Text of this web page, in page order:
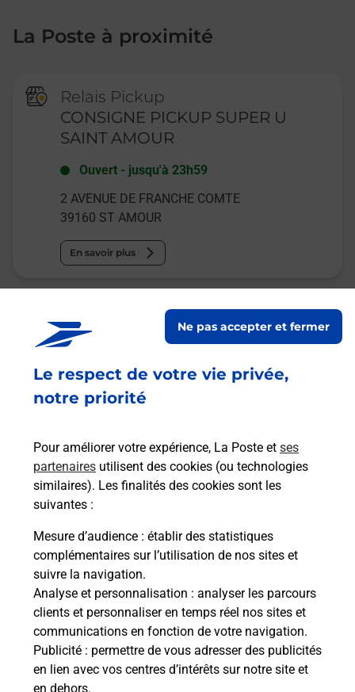
Le respect de votre vie privée,
notre priorité
Pour améliorer votre expérience, La Poste et ses
partenaires utilisent des cookies (ou technologies
similaires). Les finalités des cookies sont les
suivantes :
Mesure d’audience : établir des statistiques
complémentaires sur l’utilisation de nos sites et
suivre la navigation.
Analyse et personnalisation : analyser les parcours
clients et personnaliser en temps réel nos sites et
communications en fonction de votre navigation.
Publicité : permettre de vous adresser des publicités
en lien avec vos centres d’intérêts sur notre site et
en dehors.
Ne pas accepter et fermer
La Poste à proximité
Relais Pickup
CONSIGNE PICKUP SUPER U
SAINT AMOUR
Ouvert - jusqu'à 23h59
2 AVENUE DE FRANCHE COMTE
39160 ST AMOUR
En savoir plus
La Poste Agence Communale
BALANOD MAIRIE
Fermé- ouvre vendredi à
13h45
531 ROUTE DE SAINT AMOUR
En savoir plus
Malin !
La Poste
en ligne
Ouvert 24h/24
En savoir plus